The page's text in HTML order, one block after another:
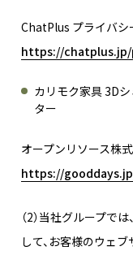
ChatPlus プライバシ
https://
カリモク家具 3D
ター
オープンリソース株
https://
（2）当社グループで
して、お客様のウェ